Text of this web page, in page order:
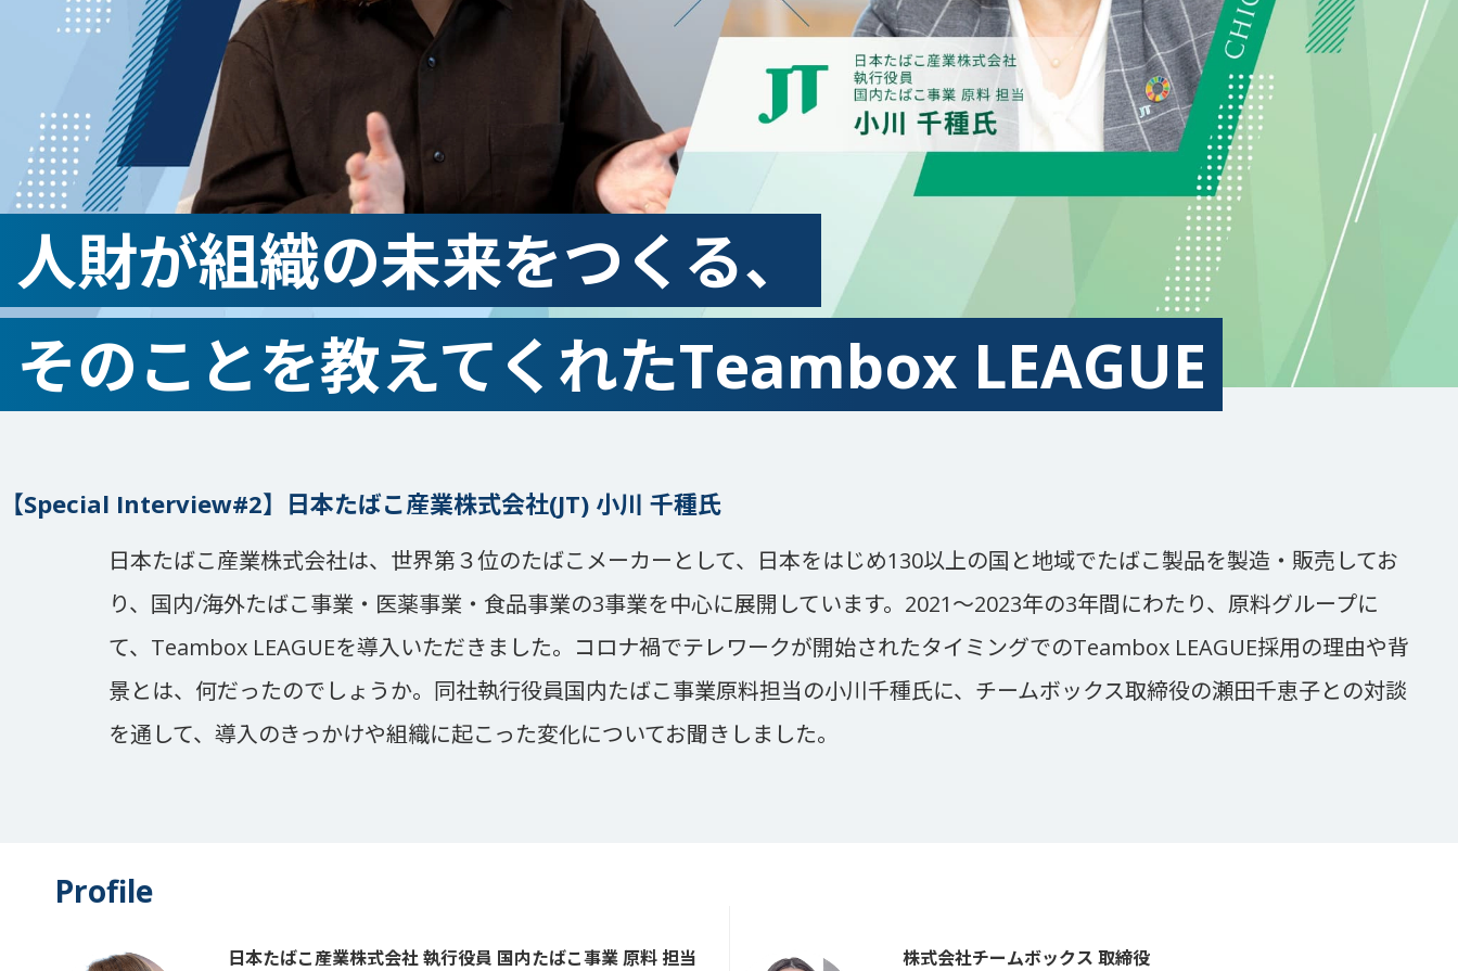
代表ご挨拶
チームボックスで実現できること
組織文化の変革
成長に寄り添うグローストレーナー
会社情報
Teambox TAO
Reborn Camp
問いが、ひらく。
コラム
Column
人財が組織の未来をつくる、
そのことを教えてくれたTeambox LEAGUE
【Special Interview#2】 日本たばこ産業株式会社(JT) 小川 千種氏
日本たばこ産業株式会社は、世界第３位のたばこメーカーとして、日本をはじめ130以上の国と地域でたばこ製品を製造・販売してお
り、国内/海外たばこ事業・医薬事業・食品事業の3事業を中心に展開しています。2021～2023年の3年間にわたり、原料グループに
て、Teambox LEAGUEを導入いただきました。コロナ禍でテレワークが開始されたタイミングでのTeambox LEAGUE採用の理由や背
景とは、何だったのでしょうか。同社執行役員国内たばこ事業原料担当の小川千種氏に、チームボックス取締役の瀬田千恵子との対談
を通して、導入のきっかけや組織に起こった変化についてお聞きしました。
Profile
日本たばこ産業株式会社 執行役員 国内たばこ事業 原料 担当 株式会社チームボックス 取締役